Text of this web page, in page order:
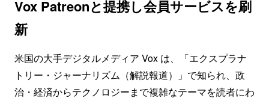
Vox Patreonと提携し会員サービスを刷
新
米国の大手デジタルメディア Vox は、「エクスプラナ
トリー・ジャーナリズム（解説報道）」で知られ、政
治・経済からテクノロジーまで複雑なテーマを読者にわ